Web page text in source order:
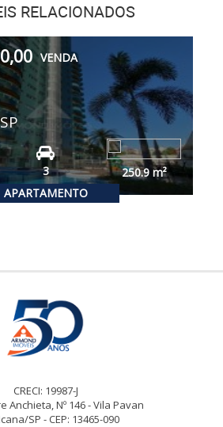
RELACIONADOS
APARTAMENTO
VENDA
3 250.9 m²
CRECI: 19987-J
Anchieta, Nº 146 - Vila Pavan
SP - CEP: 13465-090